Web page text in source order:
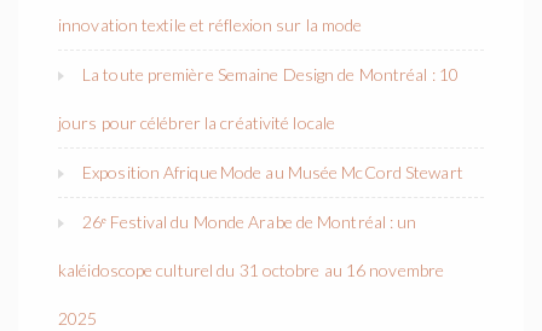
innovation textile et réflexion sur la mode
La toute première Semaine Design de Montréal : 10
jours pour célébrer la créativité locale
Exposition Afrique Mode au Musée McCord Stewart
26ᵉ Festival du Monde Arabe de Montréal : un
kaléidoscope culturel du 31 octobre au 16 novembre
2025